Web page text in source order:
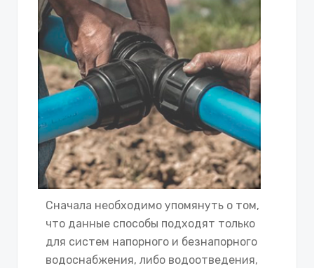
Сначала необходимо упомянуть о том,
что данные способы подходят только
для систем напорного и безнапорного
водоснабжения, либо водоотведения,